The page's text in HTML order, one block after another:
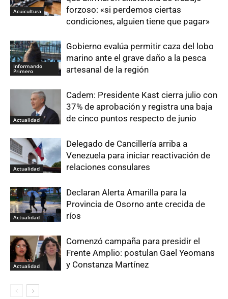
Acuicultura
forzoso: «si perdemos ciertas
condiciones, alguien tiene que pagar»
Informando
Primero
Gobierno evalúa permitir caza del lobo
marino ante el grave daño a la pesca
artesanal de la región
Actualidad
Cadem: Presidente Kast cierra julio con
37% de aprobación y registra una baja
de cinco puntos respecto de junio
Actualidad
Delegado de Cancillería arriba a
Venezuela para iniciar reactivación de
relaciones consulares
Actualidad
Declaran Alerta Amarilla para la
Provincia de Osorno ante crecida de
ríos
Actualidad
Comenzó campaña para presidir el
Frente Amplio: postulan Gael Yeomans
y Constanza Martínez